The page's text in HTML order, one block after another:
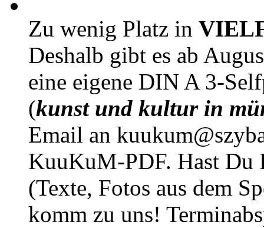
Zu wenig Platz in
Deshalb gibt es ab
eine eigene DIN A 3-
(kunst und kultur in
Email an
KuuKuM-PDF. Hast Du
(Texte, Fotos aus dem
komm zu uns!